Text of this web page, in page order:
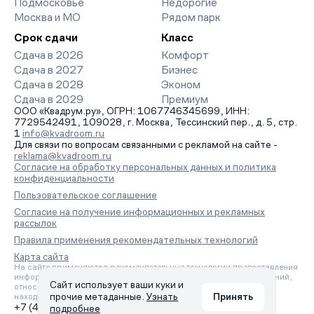
Подмосковье
Москва и МО
Недорогие
Рядом парк
Срок сдачи
Сдача в 2026
Сдача в 2027
Сдача в 2028
Сдача в 2029
Класс
Комфорт
Бизнес
Эконом
Премиум
ООО «Квадрум.ру», ОГРН: 1067746345699, ИНН:
7729542491, 109028, г. Москва, Тессинский пер., д. 5, стр.
1 info@kvadroom.ru
Для связи по вопросам связанными с рекламой на сайте -
reklama@kvadroom.ru
Согласие на обработку персональных данных и политика
конфиденциальности
Пользовательское соглашение
Согласие на получение информационных и рекламных
рассылок
Правила применения рекомендательных технологий
Карта сайта
На сайте применяются рекомендательные технологии предоставления
информации на основе сбора, систематизации и анализа сведений,
относящихся к предпочтениям пользователей сети «Интернет»,
находящихся на территории Российской Федерации.
+7 (495) 157-88-80
Сайт использует ваши куки и
прочие метаданные. Узнать
подробнее
Принять